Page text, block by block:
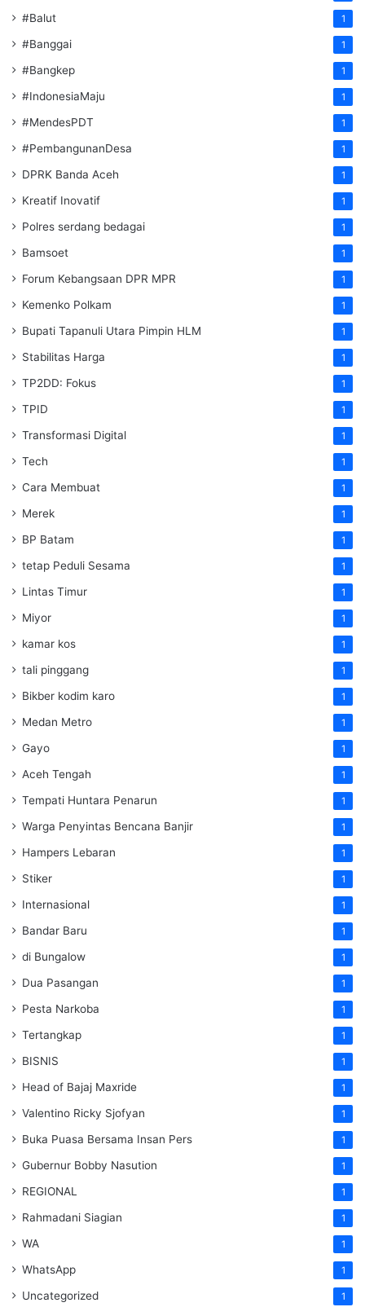
#Balut 1
#Banggai 1
#Bangkep 1
#IndonesiaMaju 1
#MendesPDT 1
#PembangunanDesa 1
DPRK Banda Aceh 1
Kreatif Inovatif 1
Polres serdang bedagai 1
Bamsoet 1
Forum Kebangsaan DPR MPR 1
Kemenko Polkam 1
‎Bupati Tapanuli Utara Pimpin HLM 1
Stabilitas Harga 1
TP2DD: Fokus 1
TPID 1
Transformasi Digital 1
Tech 1
Cara Membuat 1
Merek 1
BP Batam 1
tetap Peduli Sesama 1
Lintas Timur 1
Miyor 1
kamar kos 1
tali pinggang 1
Bikber kodim karo 1
Medan Metro 1
Gayo 1
Aceh Tengah 1
Tempati Huntara Penarun 1
Warga Penyintas Bencana Banjir 1
Hampers Lebaran 1
Stiker 1
Internasional 1
Bandar Baru 1
di Bungalow 1
Dua Pasangan 1
Pesta Narkoba 1
Tertangkap 1
BISNIS 1
Head of Bajaj Maxride 1
Valentino Ricky Sjofyan 1
Buka Puasa Bersama Insan Pers 1
Gubernur Bobby Nasution 1
REGIONAL 1
Rahmadani Siagian 1
WA 1
WhatsApp 1
Uncategorized 1